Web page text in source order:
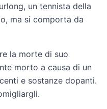
un tennista della
ma si comporta da
la morte di suo
morto a causa di un
e sostanze dopanti.